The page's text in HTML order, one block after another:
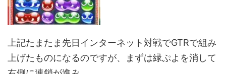
上記たまたま先日インターネット対戦でGTRで組み
上げたものになるのですが、まずは緑ぷよを消して